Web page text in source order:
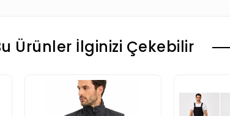
Ürünler İlginizi Çekebilir